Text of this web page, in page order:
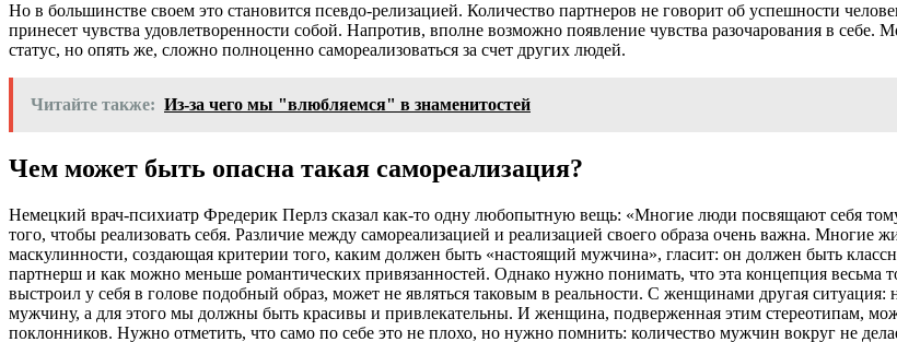
Но в большинстве своем это становится псевдо-релизацией. Количество партнеров не говорит об успешности
принесет чувства удовлетворенности собой. Напротив, вполне возможно появление чувства разочарования в
статус, но опять же, сложно полноценно самореализоваться за счет других людей.
Читайте также: Из-за чего мы "влюбляемся" в знаменитостей
Чем может быть опасна такая самореализация?
Немецкий врач-психиатр Фредерик Перлз сказал как-то одну любопытную вещь: «Многие люди посвящают себя
того, чтобы реализовать себя. Различие между самореализацией и реализацией своего образа очень важна. Многие
маскулинности, создающая критерии того, каким должен быть «настоящий мужчина», гласит: он должен быть
партнерш и как можно меньше романтических привязанностей. Однако нужно понимать, что эта концепция весьма
выстроил у себя в голове подобный образ, может не являться таковым в реальности. С женщинами другая
мужчину, а для этого мы должны быть красивы и привлекательны. И женщина, подверженная этим стереотипам,
поклонников. Нужно отметить, что само по себе это не плохо, но нужно помнить: количество мужчин вокруг не